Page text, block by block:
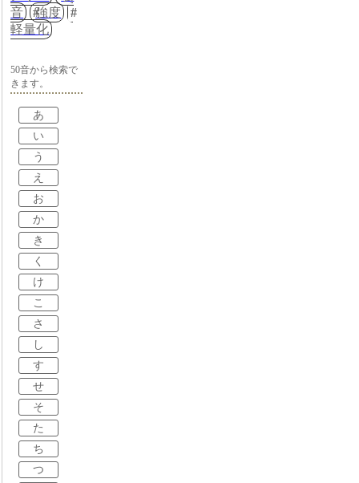
音
強度
軽量化
50音から検索で
きます。
あ
い
う
え
お
か
き
く
け
こ
さ
し
す
せ
そ
た
ち
つ